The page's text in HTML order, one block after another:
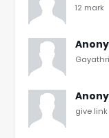
12 mark
give